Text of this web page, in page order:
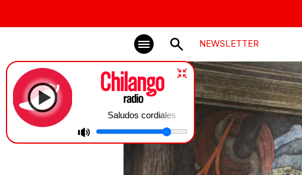
NEWSLETTER
Saludos cordiales